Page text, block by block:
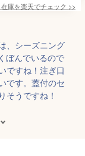
庫を楽天でチェック >>
、シーズニング
ぼんでいるので
ですね！注ぎ口
です。蓋付のセ
そうですね！